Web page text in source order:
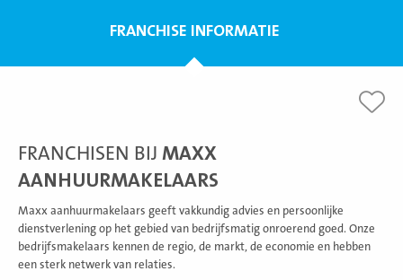
FRANCHISE INFORMATIE
FRANCHISEN BIJ MAXX
AANHUURMAKELAARS
Maxx aanhuurmakelaars geeft vakkundig advies en persoonlijke
dienstverlening op het gebied van bedrijfsmatig onroerend goed. Onze
bedrijfsmakelaars kennen de regio, de markt, de economie en hebben
een sterk netwerk van relaties.